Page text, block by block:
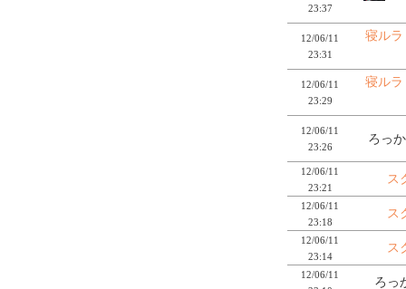
23:37
12/06/11
23:31
寝ル
12/06/11
23:29
寝ル
12/06/11
23:26
ろっ
12/06/11
23:21
ス
12/06/11
23:18
ス
12/06/11
23:14
ス
12/06/11
ろっ